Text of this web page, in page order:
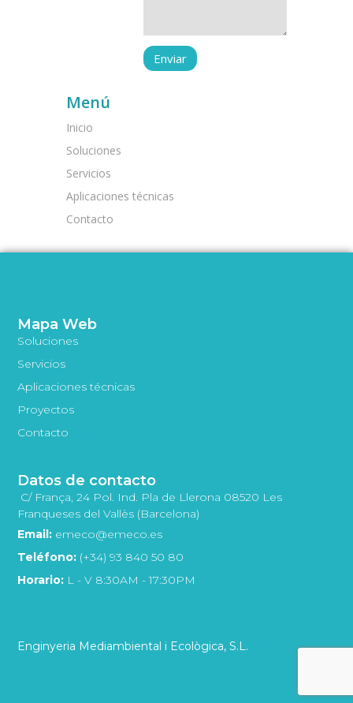
Menú
Inicio
Soluciones
Servicios
Aplicaciones técnicas
Contacto
Enginyeria Mediambiental i Ecològica, S.L.
Mapa Web
Soluciones
Servicios
Aplicaciones técnicas
Proyectos
Contacto
Datos de contacto
C/ França, 24 Pol. Ind. Pla de Llerona 08520 Les
Franqueses del Vallès (Barcelona)
Email: emeco@emeco.es
Teléfono: (+34) 93 840 50 80
Horario: L - V 8:30AM - 17:30PM